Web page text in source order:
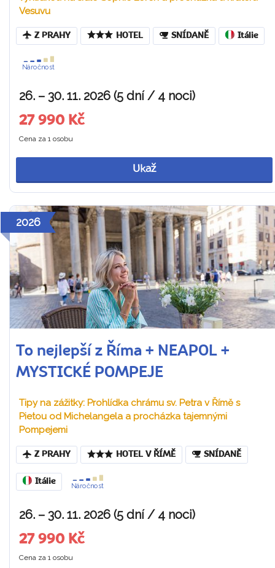
Vesuvu
Z PRAHY HOTEL SNÍDANĚ Itálie
Náročnost
26. – 30. 11. 2026 (5 dní / 4 noci)
27 990 Kč
Cena za 1 osobu
Ukaž
2026
To nejlepší z Říma + NEAPOL +
MYSTICKÉ POMPEJE
Tipy na zážitky: Prohlídka chrámu sv. Petra v Římě s
Pietou od Michelangela a procházka tajemnými
Pompejemi
Z PRAHY HOTEL V ŘÍMĚ SNÍDANĚ
Itálie
Náročnost
26. – 30. 11. 2026 (5 dní / 4 noci)
27 990 Kč
Cena za 1 osobu